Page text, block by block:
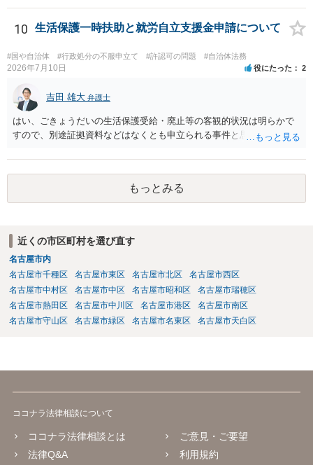
だけで問題が解決できずにこじれた時には、苦情を文書にして保育園
に提出しましょう。園は保護者の苦情に耳を傾けなくてはならないと
三）。さらに苦情解決のための第三者委員を施設ごとにおくことも指
導されています。 保育園との相談や交渉で解決できない時には、区市
「福祉サービス運営適正化委員会」が設置されています。 認可保育所
はもちろんのこと、認可外の保育施設でも補助金を受けている施設
は、市や区、都道府県などの責任の範囲内にありますから、役所も相
談に応じなくてはなりません。
10 生活保護一時扶助と就労自立支援金申請について
#国や自治体 #行政処分の不服申立て #許認可の問題 #自治体法務
2026年7月10日 役にたった 2
吉田 雄大 弁護士
はい、ごきょうだいの生活保護受給・廃止等の客観的状況は明らかで
すので、別途証拠資料などはなくとも申立られる事件と思います。
もっとみる
近くの市区町村を選び直す
名古屋市内
名古屋市千種区
名古屋市東区 名古屋市北区
名古屋市西区
名古屋市中村区
名古屋市中区 名古屋市昭和区
名古屋市瑞穂区
名古屋市熱田区
名古屋市中川区 名古屋市港区
名古屋市南区
名古屋市守山区
名古屋市緑区 名古屋市名東区 名古屋市天白区
ココナラ法律相談について
ココナラ法律相談とは
法律Q&A
ご意見・ご要望
利用規約